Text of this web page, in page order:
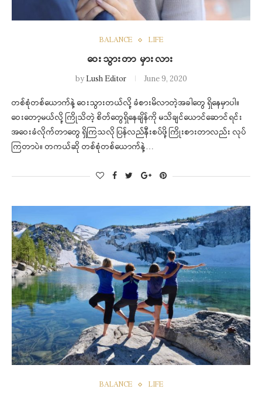
BALANCE LIFE
ဝေးသွားတာ မှားလား
byLush Editor June 9, 2020
တစ်စုံတစ်ယောက်နဲ့ ဝေးသွားတယ်လို့ ခံစားမိလာတဲ့အခါတွေ ရှိနေမှာပါ။
ဝေးတော့မယ်လို့ ကြိုသိတဲ့ စိတ်တွေရှိနေချိန်ကို မသိချင်ယောင်ဆောင်ရင်း
အဝေးခံလိုက်တာတွေ ရှိကြသလို ပြန်လည်နီးစပ်ဖို့ ကြိုးစားတာလည်း လုပ်
ကြတာပဲ။ တကယ်ဆို တစ်စုံတစ်ယောက်နဲ့…
BALANCE LIFE